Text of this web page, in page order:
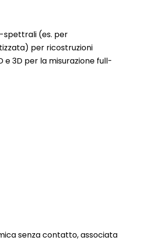
spettrali (es. per
per ricostruzioni
3D per la misurazione full-
senza contatto, associata